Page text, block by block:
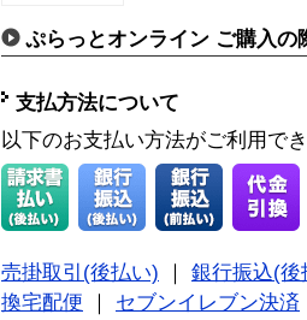
ぷらっとオンライン ご購入の
支払方法について
以下のお支払い方法がご利用で
売掛取引(後払い)
銀行振込(後
換宅配便
セブンイレブン決済